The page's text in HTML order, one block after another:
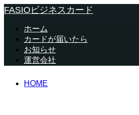
FASIOビジネスカード
ホーム
カードが届いたら
お知らせ
運営会社
HOME